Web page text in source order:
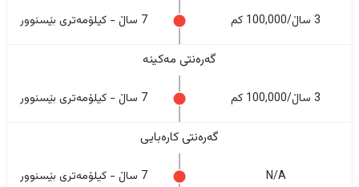
3 ساڵ/100,000 کم 7 ساڵ - کیلۆمەتری بێسنوور
گەرەنتی مەکینە
3 ساڵ/100,000 کم 7 ساڵ - کیلۆمەتری بێسنوور
گەرەنتی کارەبایی
N/A 7 ساڵ - کیلۆمەتری بێسنوور